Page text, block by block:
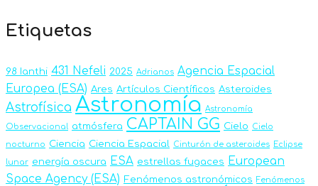
Etiquetas
98 Ianthi 431 Nefeli 2025 Adrianos Agencia Espacial
Europea (ESA) Ares Artículos Científicos Asteroides
Astrofísica Astronomía Astronomía
Observacional atmósfera CAPTAIN GG Cielo Cielo
nocturno Ciencia Ciencia Espacial Cinturón de asteroides Eclipse
lunar energía oscura ESA estrellas fugaces European
Space Agency (ESA) Fenómenos astronómicos Fenómenos